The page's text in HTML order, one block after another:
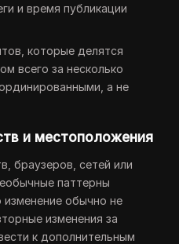
и время публикации
которые делятся
всего за несколько
а не
и местоположения
браузеров, сетей или
паттерны
изменение обычно не
изменения за
к дополнительным